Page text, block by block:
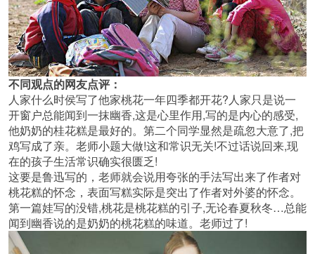
不同观点的网友点评：
人家什么时侯写了他家桃花一年四季都开花?人家只是说一
开窗户总能闻到一抹幽香,这是心里作用,写的是内心的感受,
他奶奶的桂花糕是最好的。第二个同学显然是疏忽大意了,把
鸡写成了亲。老师小题大做!这和常识无关!不过话说回来,现
在的孩子生活常识确实很匮乏!
这要是鲁迅写的，老师就会说用夸张的手法写出来了作者对
桃花糕的怀念，表面写糕实际是突出了作者对外婆的怀念。
第一篇娃写的没错,桃花是桃花糕的引子,无论春夏秋冬…总能
闻到幽香说的是奶奶的桃花糕的味道。老师过了!